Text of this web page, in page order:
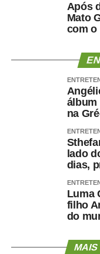
Após
Mato
com o
álbum
na
lado
dias,
Luma
filho
do
MAIS